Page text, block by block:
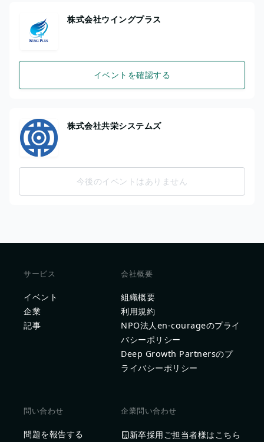
株式会社ウイングプラス
イベントを確認する
株式会社共栄システムズ
今後のイベントはありません
サービス
イベント
企業
記事
会社概要
組織概要
利用規約
NPO法人en-courageのプライ
バシーポリシー
Deep Growth Partnersのプ
ライバシーポリシー
問い合わせ
問題を報告する
企業問い合わせ
新卒採用ご担当者様はこちら